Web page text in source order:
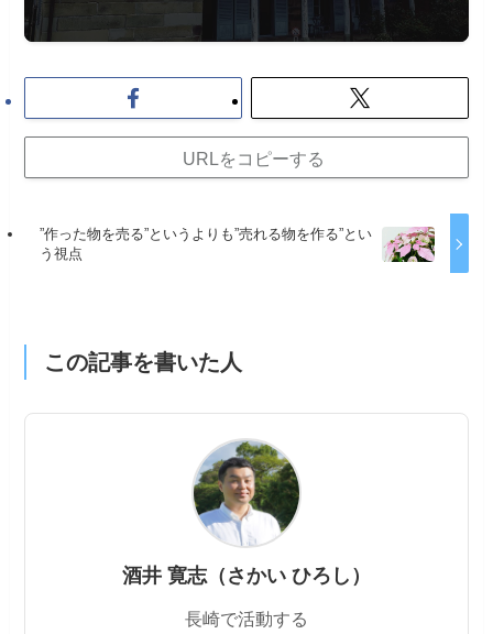
URLをコピーする
”作った物を売る”というよりも”売れる物を作る”とい
う視点
この記事を書いた人
酒井 寛志（さかい ひろし）
長崎で活動する